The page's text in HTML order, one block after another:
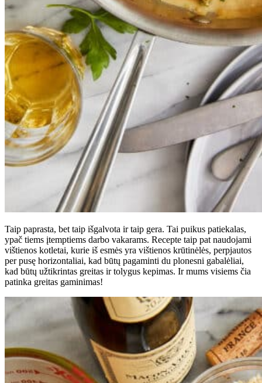
Taip paprasta, bet taip išgalvota ir taip gera. Tai puikus patiekalas,
ypač tiems įtemptiems darbo vakarams. Recepte taip pat naudojami
vištienos kotletai, kurie iš esmės yra vištienos krūtinėlės, perpjautos
per pusę horizontaliai, kad būtų pagaminti du plonesni gabalėliai,
kad būtų užtikrintas greitas ir tolygus kepimas. Ir mums visiems čia
patinka greitas gaminimas!